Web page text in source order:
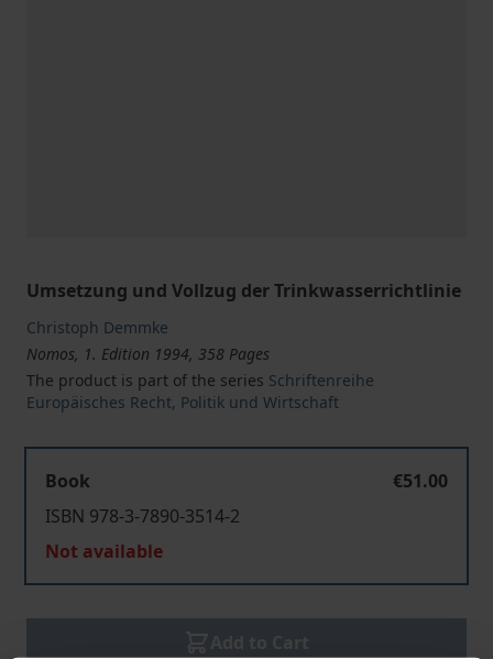
Umsetzung und Vollzug der Trinkwasserrichtlinie
Christoph Demmke
Nomos, 1. Edition 1994, 358 Pages
The product is part of the series Schriftenreihe
Europäisches Recht, Politik und Wirtschaft
Book
€51.00
ISBN 978-3-7890-3514-2
Not available
Add to Cart